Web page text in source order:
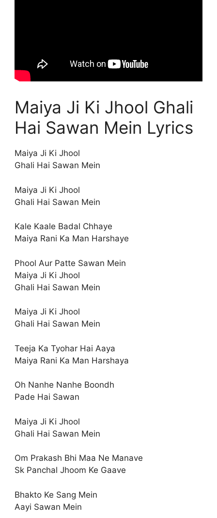
Maiya Ji Ki Jhool Ghali
Hai Sawan Mein Lyrics
Maiya Ji Ki Jhool
Ghali Hai Sawan Mein
Maiya Ji Ki Jhool
Ghali Hai Sawan Mein
Kale Kaale Badal Chhaye
Maiya Rani Ka Man Harshaye
Phool Aur Patte Sawan Mein
Maiya Ji Ki Jhool
Ghali Hai Sawan Mein
Maiya Ji Ki Jhool
Ghali Hai Sawan Mein
Teeja Ka Tyohar Hai Aaya
Maiya Rani Ka Man Harshaya
Oh Nanhe Nanhe Boondh
Pade Hai Sawan
Maiya Ji Ki Jhool
Ghali Hai Sawan Mein
Om Prakash Bhi Maa Ne Manave
Sk Panchal Jhoom Ke Gaave
Bhakto Ke Sang Mein
Aayi Sawan Mein